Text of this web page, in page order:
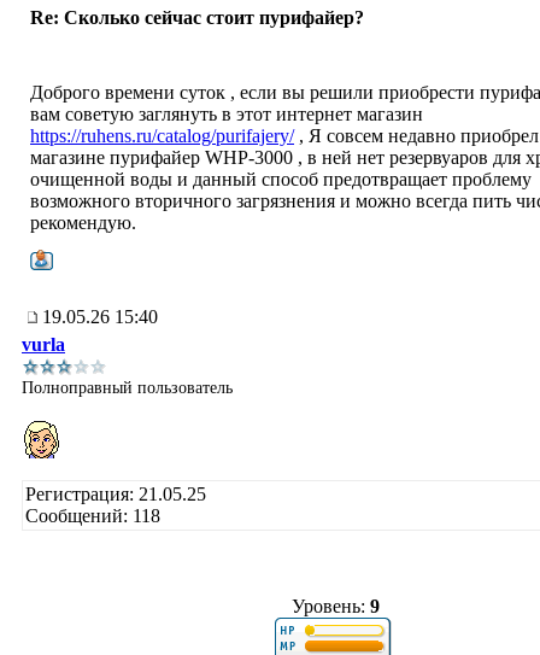
Re: Сколько сейчас стоит пурифайер?
Доброго времени суток , если вы решили приобрести
вам советую заглянуть в этот интернет магазин
https://ruhens.ru/catalog/purifajery/, Я совсем недавно
магазине пурифайер WHP-3000 , в ней нет резервуаров для
очищенной воды и данный способ предотвращает проблему
возможного вторичного загрязнения и можно всегда пить
рекомендую.
19.05.26 15:40
vurla
Полноправный пользователь
Регистрация: 21.05.25
Сообщений: 118
Уровень: 9